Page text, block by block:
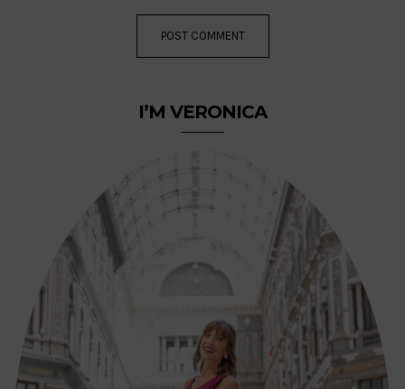
I’M VERONICA